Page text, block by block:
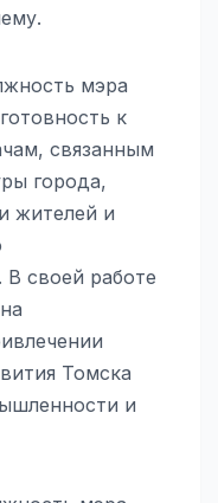
мэра
к
связанным
города,
жителей и
В своей работе
Томска
и